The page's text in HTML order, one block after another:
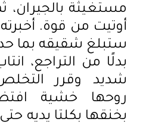
مستغيثة بالجيران،
أوتيت من قوة. أخبرته
ستبلغ شقيقه بما
بدلًا من التراجع،
شديد وقرر
روحها خشية
بخنقها بكلتا يديه